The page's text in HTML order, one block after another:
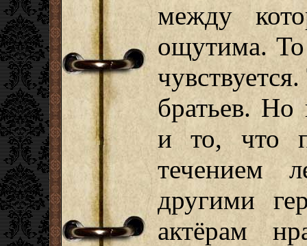
между
ощутима. То
братьев.
и то, что
течением
другими
актёрам